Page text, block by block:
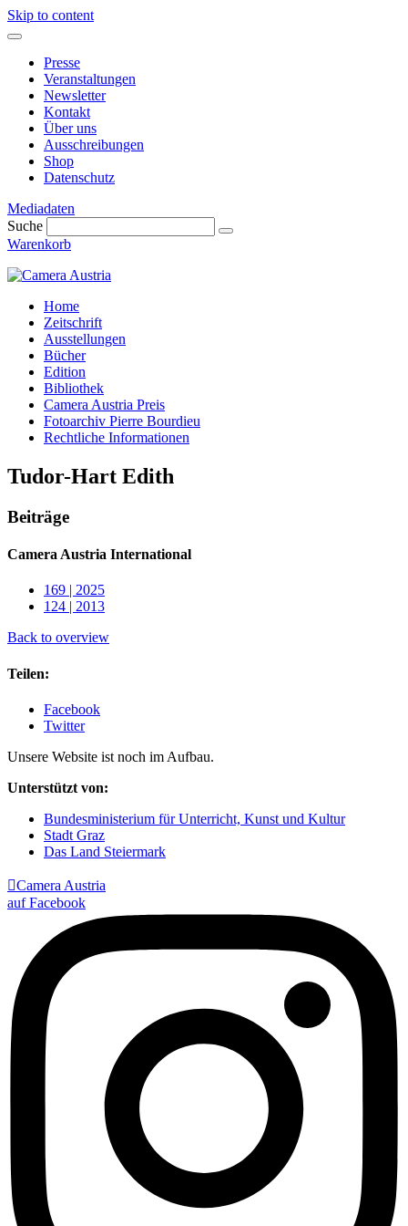
Skip to content
Presse
Veranstaltungen
Newsletter
Kontakt
Über uns
Ausschreibungen
Shop
Datenschutz
Mediadaten
Suche
Warenkorb
Home
Zeitschrift
Ausstellungen
Bücher
Edition
Bibliothek
Camera Austria Preis
Fotoarchiv Pierre Bourdieu
Rechtliche Informationen
Tudor-Hart Edith
Beiträge
Camera Austria International
169 | 2025
124 | 2013
Back to overview
Teilen:
Facebook
Twitter
Unsere Website ist noch im Aufbau.
Unterstützt von:
Bundesministerium für Unterricht, Kunst und Kultur
Stadt Graz
Das Land Steiermark
Camera Austria
auf Facebook